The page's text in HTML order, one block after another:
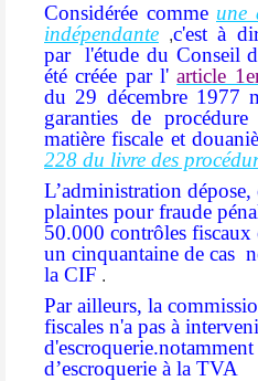
Considérée comme une
indépendante ,c'est à
par l'étude du Conseil
été créée par l'article
du 29 décembre 1977
garanties de
matière fiscale et
228 du livre des
L’administration
plaintes pour fraude
50.000 contrôles fiscaux
un cinquantaine de cas
la CIF .
Par ailleurs, la
fiscales n'a pas à
d’escroquerie à la TVA